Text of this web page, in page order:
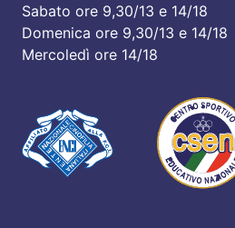
Sabato ore 9,30/13 e 14/18
Domenica ore 9,30/13 e 14/18
Mercoledì ore 14/18